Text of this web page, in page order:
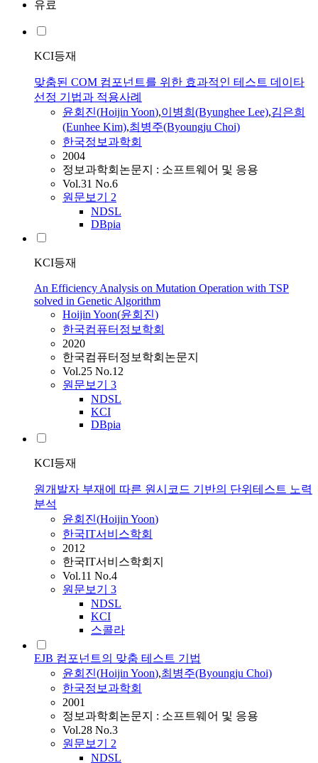
유료
KCI등재
맞춤된 COM 컴포넌트를 위한 효과적인 테스트 데이타
선정 기법과 적용사례
윤회진(HoijinYoon),이병희(Byunghee Lee),김은희
(Eunhee Kim),최병주(Byoungju Choi)
한국정보과학회
2004
정보과학회논문지 : 소프트웨어 및 응용
Vol.31 No.6
원문보기 2
NDSL
DBpia
KCI등재
An Efficiency Analysis on Mutation Operation with TSP
solved in Genetic Algorithm
HoijinYoon(윤회진)
한국컴퓨터정보학회
2020
한국컴퓨터정보학회논문지
Vol.25 No.12
원문보기 3
NDSL
KCI
DBpia
KCI등재
원개발자 부재에 따른 원시코드 기반의 단위테스트 노력
분석
윤회진(HoijinYoon)
한국IT서비스학회
2012
한국IT서비스학회지
Vol.11 No.4
원문보기 3
NDSL
KCI
스콜라
EJB 컴포넌트의 맞춤 테스트 기법
윤회진(HoijinYoon),최병주(Byoungju Choi)
한국정보과학회
2001
정보과학회논문지 : 소프트웨어 및 응용
Vol.28 No.3
원문보기 2
NDSL